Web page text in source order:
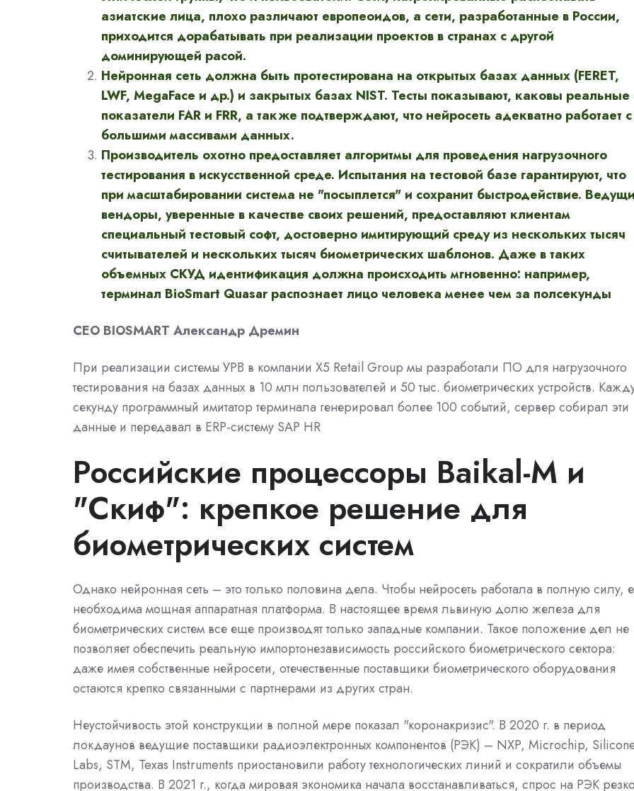
азиатские лица, плохо различают европеоидов, а сети, разработанные в России,
приходится дорабатывать при реализации проектов в странах с другой
доминирующей расой.
Нейронная сеть должна быть протестирована на открытых базах данных (FERET,
LWF, MegaFace и др.) и закрытых базах NIST. Тесты показывают, каковы реальные
показатели FAR и FRR, а также подтверждают, что нейросеть адекватно работает с
большими массивами данных.
Производитель охотно предоставляет алгоритмы для проведения нагрузочного
тестирования в искусственной среде. Испытания на тестовой базе гарантируют, что
при масштабировании система не "посыплется" и сохранит быстродействие.
вендоры, уверенные в качестве своих решений, предоставляют клиентам
специальный тестовый софт, достоверно имитирующий среду из нескольких тысяч
считывателей и нескольких тысяч биометрических шаблонов. Даже в таких
объемных СКУД идентификация должна происходить мгновенно: например,
терминал BioSmart Quasar распознает лицо человека менее чем за полсекунды
CEO BIOSMART Александр Дремин
При реализации системы УРВ в компании X5 Retail Group мы разработали ПО для нагрузочного
тестирования на базах данных в 10 млн пользователей и 50 тыс. биометрических устройств.
секунду программный имитатор терминала генерировал более 100 событий, сервер собирал эти
данные и передавал в ERP-систему SAP HR
Российские процессоры Baikal-M и
"Скиф": крепкое решение для
биометрических систем
Однако нейронная сеть – это только половина дела. Чтобы нейросеть работала в полную силу,
необходима мощная аппаратная платформа. В настоящее время львиную долю железа для
биометрических систем все еще производят только западные компании. Такое положение дел не
позволяет обеспечить реальную импортонезависимость российского биометрического сектора:
даже имея собственные нейросети, отечественные поставщики биометрического оборудования
остаются крепко связанными с партнерами из других стран.
Неустойчивость этой конструкции в полной мере показал "коронакризис". В 2020 г. в период
локдаунов ведущие поставщики радиоэлектронных компонентов (РЭК) – NXP, Microchip,
Labs, STM, Texas Instruments приостановили работу технологических линий и сократили объемы
производства. В 2021 г., когда мировая экономика начала восстанавливаться, спрос на РЭК резко